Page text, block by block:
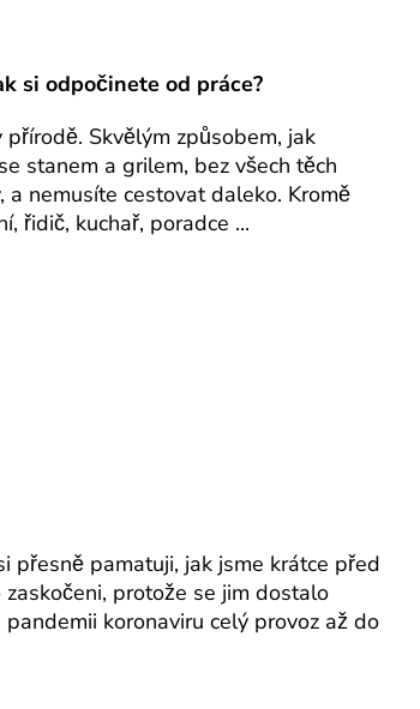
si odpočinete od práce?
Skvělým způsobem, jak
stanem a grilem, bez všech těch
nemusíte cestovat daleko. Kromě
řidič, kuchař, poradce ...
přesně pamatuji, jak jsme krátce před
protože se jim dostalo
koronaviru celý provoz až do